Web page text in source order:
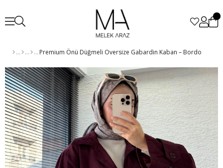
Premium Önü Düğmeli Oversize Gabardin Kaban – Bordo